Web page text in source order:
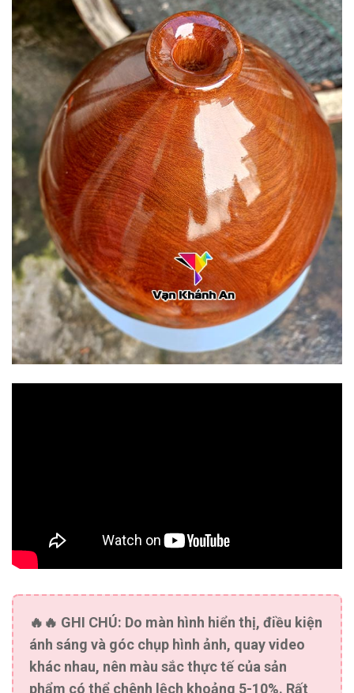
🔥🔥 GHI CHÚ: Do màn hình hiển thị, điều kiện
ánh sáng và góc chụp hình ảnh, quay video
khác nhau, nên màu sắc thực tế của sản
phẩm có thể chênh lệch khoảng 5-10%. Rất